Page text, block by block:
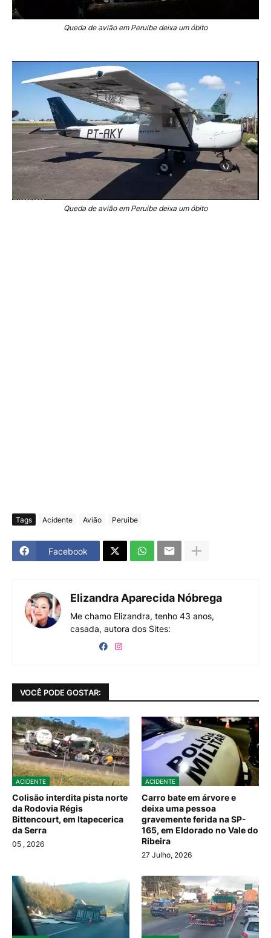
Queda de avião em Peruibe deixa um óbito
Queda de avião em Peruibe deixa um óbito
Tags Acidente Avião Peruibe
Facebook
Elizandra Aparecida Nóbrega
Me chamo Elizandra, tenho 43 anos,
casada, autora dos Sites:
VOCÊ PODE GOSTAR:
ACIDENTE
Colisão interdita pista norte
da Rodovia Régis
Bittencourt, em Itapecerica
da Serra
05 , 2026
ACIDENTE
Carro bate em árvore e
deixa uma pessoa
gravemente ferida na SP-
165, em Eldorado no Vale do
Ribeira
27 Julho, 2026